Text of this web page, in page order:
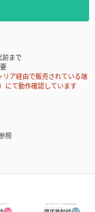
まで
ア経由で販売されている端
にて動作確認しています
照